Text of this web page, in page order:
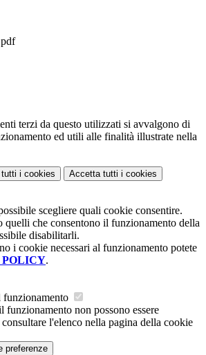
terzi da questo utilizzati si avvalgono di
ed utili alle finalità illustrate nella
tutti i cookies Accetta tutti i cookies
scegliere quali cookie consentire.
quelli che consentono il funzionamento della
disabilitarli.
i cookie necessari al funzionamento potete
POLICY.
funzionamento
funzionamento non possono essere
l'elenco nella pagina della cookie
preferenze